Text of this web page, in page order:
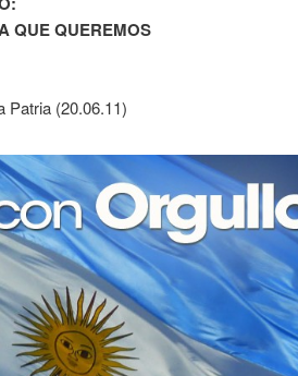
QUE QUEREMOS
Patria (20.06.11)